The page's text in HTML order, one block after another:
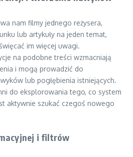
nam filmy jednego reżysera,
lub artykuły na jeden temat,
im więcej uwagi.
na podobne treści wzmacniają
i mogą prowadzić do
lub pogłębienia istniejących.
do eksplorowania tego, co system
aktywnie szukać czegoś nowego
i filtrów